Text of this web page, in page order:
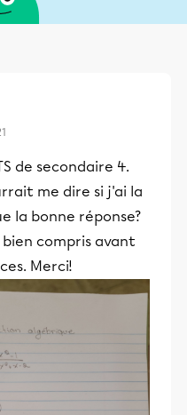
de secondaire 4.
me dire si j'ai la
la bonne réponse?
compris avant
Merci!